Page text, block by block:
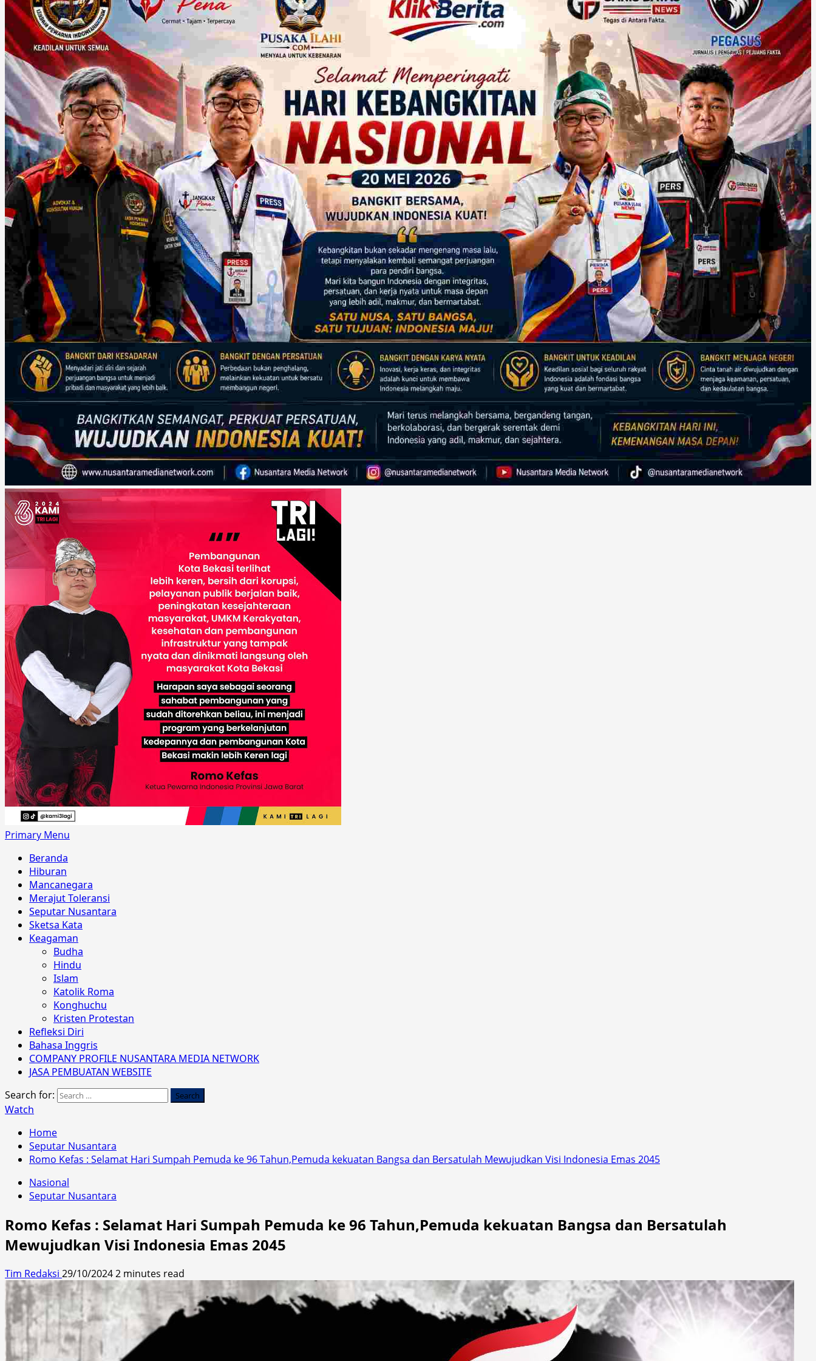
Primary Menu
Beranda
Hiburan
Mancanegara
Merajut Toleransi
Seputar Nusantara
Sketsa Kata
Keagaman
Budha
Hindu
Islam
Katolik Roma
Konghuchu
Kristen Protestan
Refleksi Diri
Bahasa Inggris
COMPANY PROFILE NUSANTARA MEDIA NETWORK
JASA PEMBUATAN WEBSITE
Search for:
Watch
Home
Seputar Nusantara
Romo Kefas : Selamat Hari Sumpah Pemuda ke 96 Tahun,Pemuda kekuatan Bangsa dan Bersatulah Mewujudkan Visi Indonesia Emas 2045
Nasional
Seputar Nusantara
Romo Kefas : Selamat Hari Sumpah Pemuda ke 96 Tahun,Pemuda kekuatan Bangsa dan Bersatulah
Mewujudkan Visi Indonesia Emas 2045
Tim Redaksi 29/10/20242 minutes read